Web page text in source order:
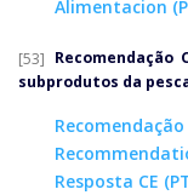
Alimentacion
[53] Recomendação
subprodutos da
Recomendação
Resposta CE